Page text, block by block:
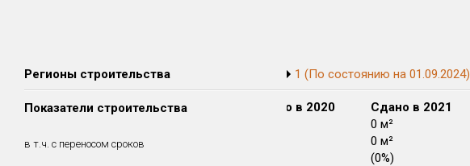
Регионы строительства 1 (По состоянию на 01.09.2024)
Показатели строительства
в т.ч. с переносом сроков
Сдано в 2018
0 м²
Сдано в 2019
0 м²
Сдано в 2020
Сдано в 2021
0 м²
0 м²
(0%)